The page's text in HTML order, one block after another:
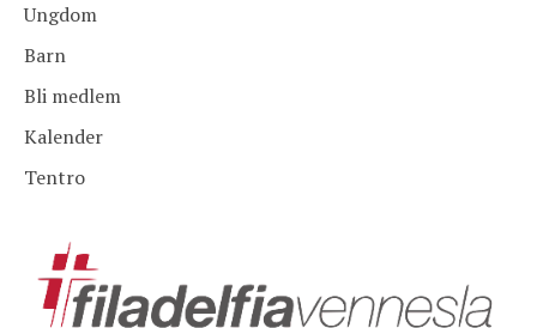
Ungdom
Barn
Bli medlem
Kalender
Tentro